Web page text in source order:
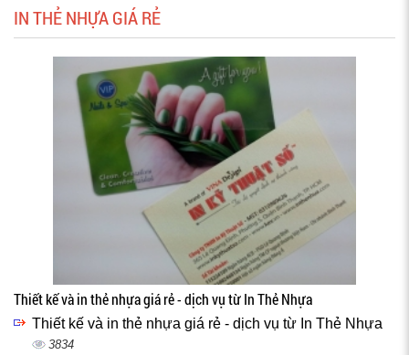
IN THẺ NHỰA GIÁ RẺ
Thiết kế và in thẻ nhựa giá rẻ - dịch vụ từ In Thẻ Nhựa
Thiết kế và in thẻ nhựa giá rẻ - dịch vụ từ In Thẻ Nhựa
3834